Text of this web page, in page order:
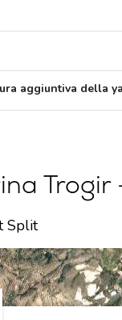
aggiuntiva della
Trogir
Split